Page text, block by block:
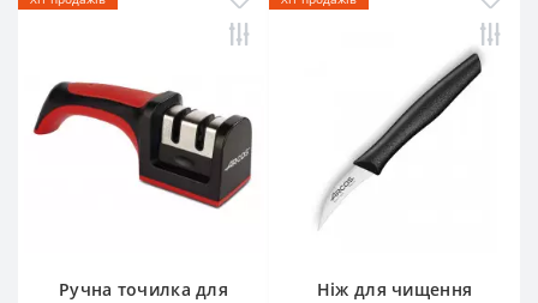
Ручна точилка для
Ніж для чищення